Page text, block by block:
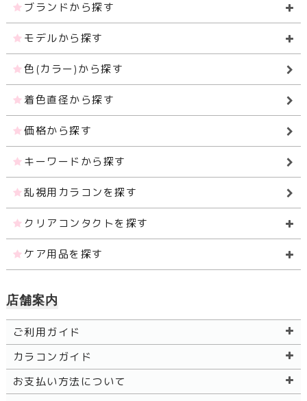
ブランドから探す
モデルから探す
色(カラー)から探す
着色直径から探す
価格から探す
キーワードから探す
乱視用カラコンを探す
クリアコンタクトを探す
ケア用品を探す
店舗案内
ご利用ガイド
カラコンガイド
お支払い方法について